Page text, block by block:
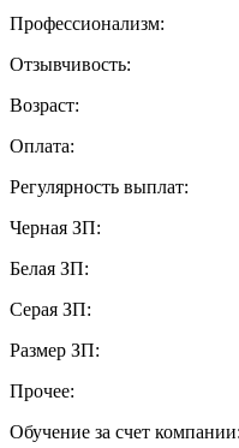
Профессионализм:
Отзывчивость:
Возраст:
Оплата:
Регулярность выплат:
Черная ЗП:
Белая ЗП:
Серая ЗП:
Размер ЗП:
Прочее:
Обучение за счет компании: